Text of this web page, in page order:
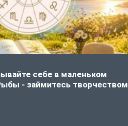
себе в маленьком
- займитесь творчеством